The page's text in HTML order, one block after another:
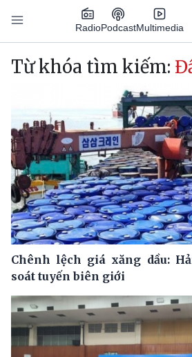
Nhảy đến nội dung
RadioPodcastMultimedia
Main navigation
Từ khóa tìm kiếm:
Chênh lệch giá xăng dầu:
soát tuyến biên giới